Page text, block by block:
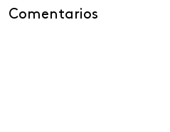
Comentarios